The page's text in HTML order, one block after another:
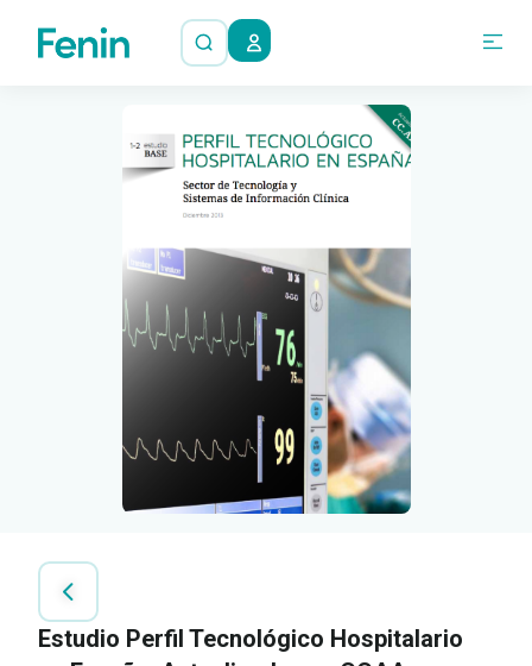
Estudio Perfil Tecnológico Hospitalario